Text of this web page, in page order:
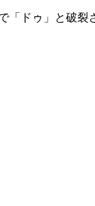
「ドゥ」と破